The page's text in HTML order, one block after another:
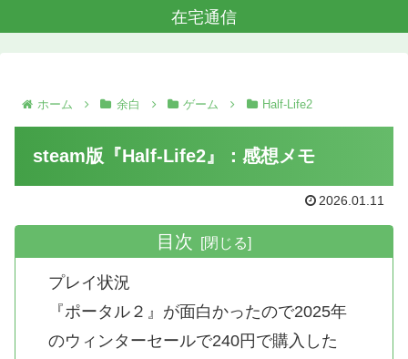
在宅通信
ホーム 余白 ゲーム Half-Life2
steam版『Half-Life2』：感想メモ
2026.01.11
目次
プレイ状況
『ポータル２』が面白かったので2025年
のウィンターセールで240円で購入した